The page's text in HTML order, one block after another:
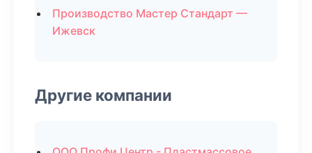
Производство Мастер Стандарт —
Ижевск
Другие компании